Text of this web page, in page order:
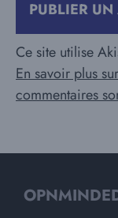
Ce site utilise
En savoir plus
commentaires